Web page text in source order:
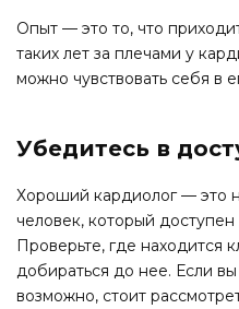
Опыт — это то, что
таких лет за плечами у
можно чувствовать себя в
Убедитесь в
Хороший кардиолог — это
человек, который
Проверьте, где находится
добираться до нее. Если
возможно, стоит